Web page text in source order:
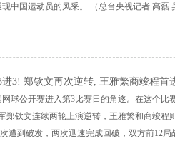
中国运动员的风采。 （总台央视记者 高磊
3! 郑钦文再次逆转, 王雅繁商竣程首
球公开赛进入第3比赛日的角逐。在这个
郑钦文连续两轮上演逆转，王雅繁和商竣程
遭到破发，两次迅速完成回破，双方前12